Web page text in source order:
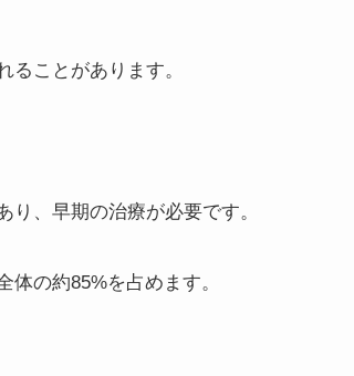
ことがあります。
、早期の治療が必要です。
の約85%を占めます。